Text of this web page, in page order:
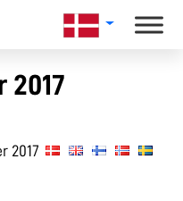
2017
2017